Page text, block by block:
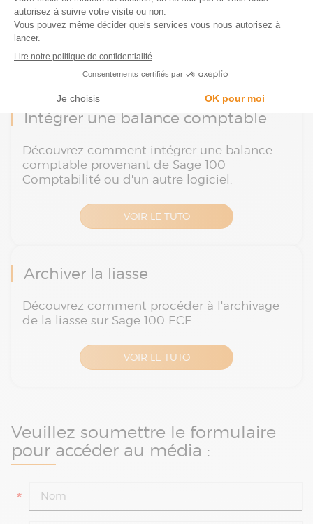
D’autres tutoriels pour aller plus
loin avec Sage 100 ECF
Intégrer une balance comptable
Découvrez comment intégrer une balance
comptable provenant de Sage 100
Comptabilité ou d'un autre logiciel.
VOIR LE TUTO
Archiver la liasse
Découvrez comment procéder à l'archivage
de la liasse sur Sage 100 ECF.
VOIR LE TUTO
Veuillez soumettre le formulaire
pour accéder au média :
*